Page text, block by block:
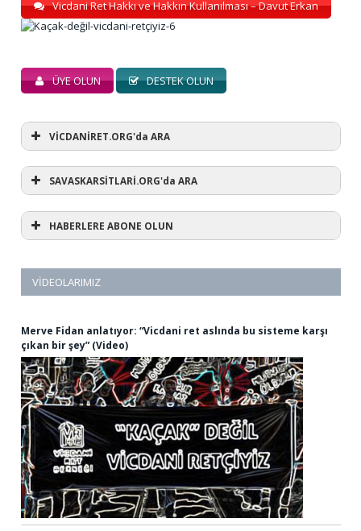
Vicdani Ret Hakkı ve Hakkın Kullanılması – Davut Erkan
ÜYE OLUN DESTEK OLUN
VİCDANİRET.ORG'da ARA
SAVASKARSİTLARİ.ORG'da ARA
HABERLERE ABONE OLUN
VIDEOLARIMIZ
Merve Fidan anlatıyor: “Vicdani ret aslında bu sisteme karşı
çıkan bir şey” (Video)